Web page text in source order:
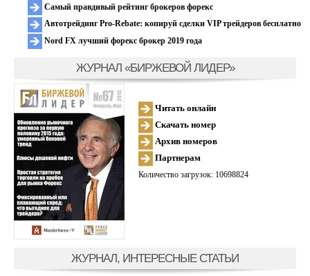
Самый правдивый рейтинг брокеров форекс
Автотрейдинг Pro-Rebate: копируй сделки VIP трейдеров бесплатно
Nord FX лучший форекс брокер 2019 года
ЖУРНАЛ «БИРЖЕВОЙ ЛИДЕР»
Читать онлайн
Скачать номер
Архив номеров
Партнерам
Количество загрузок: 10698824
ЖУРНАЛ, ИНТЕРЕСНЫЕ СТАТЬИ